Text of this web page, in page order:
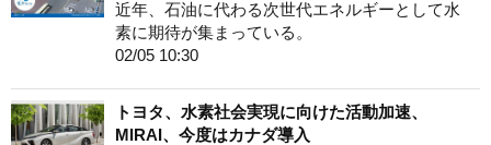
近年、石油に代わる次世代エネルギーとして水
素に期待が集まっている。
02/05 10:30
トヨタ、水素社会実現に向けた活動加速、
MIRAI、今度はカナダ導入